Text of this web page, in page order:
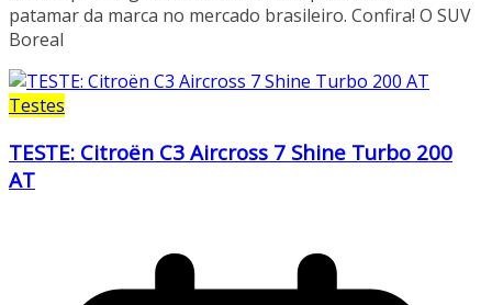
patamar da marca no mercado brasileiro. Confira! O SUV
Boreal
Testes
TESTE: Citroën C3 Aircross 7 Shine Turbo 200
AT